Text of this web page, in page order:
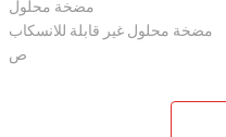
مضخة محلول
مضخة محلول غير قابلة للانسكاب
ص